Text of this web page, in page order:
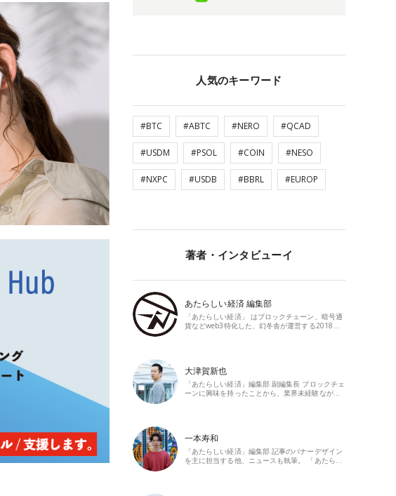
人気のキーワード
#BTC #ABTC #NERO #QCAD
#USDM #PSOL #COIN #NESO
#NXPC #USDB #BBRL #EUROP
著者・インタビューイ
あたらしい経済 編集部
「あたらしい経済」 はブロックチェーン、暗号通
貨などweb3特化した、幻冬舎が運営する2018…
大津賀新也
「あたらしい経済」編集部 副編集長 ブロックチェ
ーンに興味を持ったことから、業界未経験なが…
一本寿和
「あたらしい経済」編集部 記事のバナーデザイン
を主に担当する他、ニュースも執筆。 「あたら…